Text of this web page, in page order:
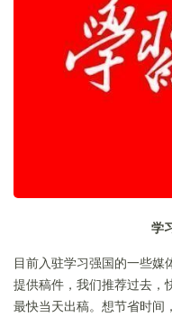
学
目前入驻学习强国的一些媒
提供稿件，我们推荐过去，
最快当天出稿。想节省时间